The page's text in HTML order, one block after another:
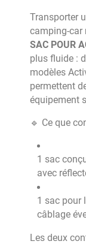
Transporter
camping-car
SAC POUR
plus fluide :
modèles
permettent
équipement
🔹 Ce que
1 sac
avec
1 sac pour
câblage
Les deux